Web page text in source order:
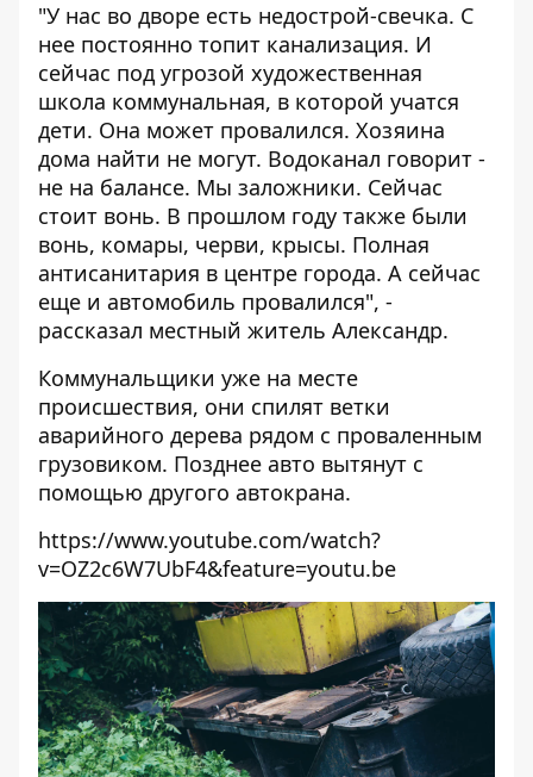
"У нас во дворе есть недострой-свечка. С
нее постоянно топит канализация. И
сейчас под угрозой художественная
школа коммунальная, в которой учатся
дети. Она может провалился. Хозяина
дома найти не могут. Водоканал говорит -
не на балансе. Мы заложники. Сейчас
стоит вонь. В прошлом году также были
вонь, комары, черви, крысы. Полная
антисанитария в центре города. А сейчас
еще и автомобиль провалился", -
рассказал местный житель Александр.
Коммунальщики уже на месте
происшествия, они спилят ветки
аварийного дерева рядом с проваленным
грузовиком. Позднее авто вытянут с
помощью другого автокрана.
https://www.youtube.com/watch?
v=OZ2c6W7UbF4&feature=youtu.be